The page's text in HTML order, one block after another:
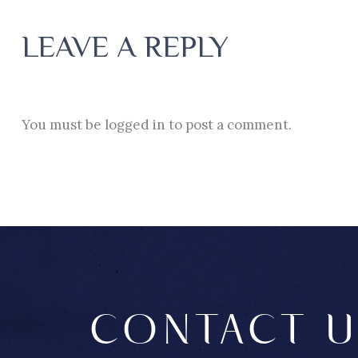
LEAVE A REPLY
You must be logged in to post a comment.
CONTACT